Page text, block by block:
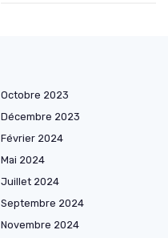
Octobre 2023
Décembre 2023
Février 2024
Mai 2024
Juillet 2024
Septembre 2024
Novembre 2024